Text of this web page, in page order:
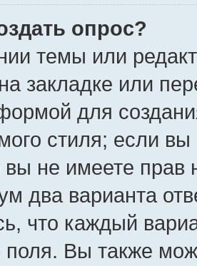
опрос?
темы или
закладке или
для
стиля; если
не имеете прав
два варианта
что каждый
поля. Вы также